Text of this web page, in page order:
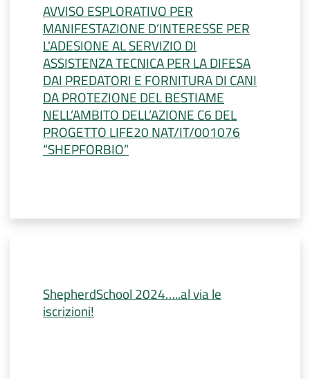
AVVISO ESPLORATIVO PER
MANIFESTAZIONE D’INTERESSE PER
L'ADESIONE AL SERVIZIO DI
ASSISTENZA TECNICA PER LA DIFESA
DAI PREDATORI E FORNITURA DI CANI
DA PROTEZIONE DEL BESTIAME
NELL’AMBITO DELL’AZIONE C6 DEL
PROGETTO LIFE20 NAT/IT/001076
“SHEPFORBIO”
ShepherdSchool 2024…..al via le
iscrizioni!